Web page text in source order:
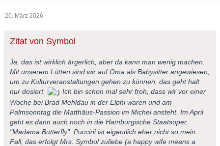
20. März 2026
Zitat von Symbol
Ja, das ist wirklich ärgerlich, aber da kann man wenig machen.
Mit unserem Lütten sind wir auf Oma als Babysitter angewiesen,
um zu Kulturveranstaltungen gehen zu können, das geht halt
nur dosiert.
Ich bin schon mal sehr froh, dass wir vor einer
Woche bei Brad Mehldau in der Elphi waren und am
Palmsonntag die Matthäus-Passion im Michel ansteht. Im April
geht es dann auch noch in die Hamburgische Staatsoper,
"Madama Butterfly". Puccini ist eigentlich eher nicht so mein
Fall, das erfolgt Mrs. Symbol zuliebe (a happy wife means a